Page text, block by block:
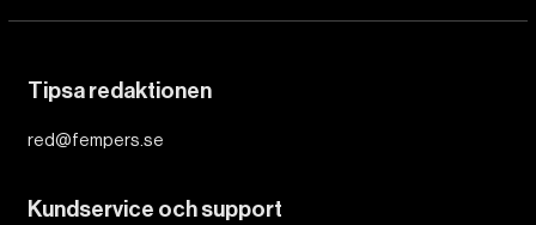
Tipsa redaktionen
red@fempers.se
Kundservice och support